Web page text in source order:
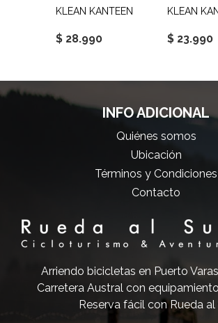
KLEAN KANTEEN
$ 28.990
KLEAN
$ 23.990
INFO ADICIONAL
Quiénes somos
Ubicación
Términos y Condiciones
Contacto
Arriendo bicicletas en Puerto
Carretera Austral con
Reserva fácil con Rueda al